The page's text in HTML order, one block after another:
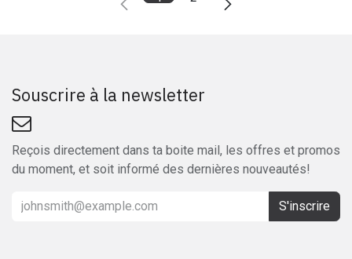
Souscrire à la newsletter
Reçois directement dans ta boite mail, les offres et promos
du moment, et soit informé des dernières nouveautés!
S'inscrire